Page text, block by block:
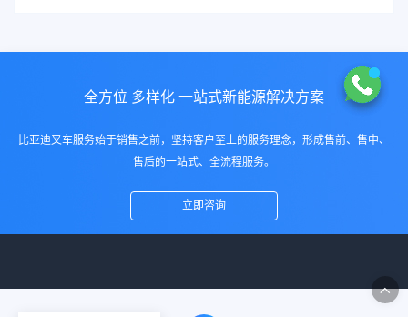
全方位 多样化 一站式新能源解决方案
比亚迪叉车服务始于销售之前，坚持客户至上的服务理念，形成售前、售中、
售后的一站式、全流程服务。
立即咨询